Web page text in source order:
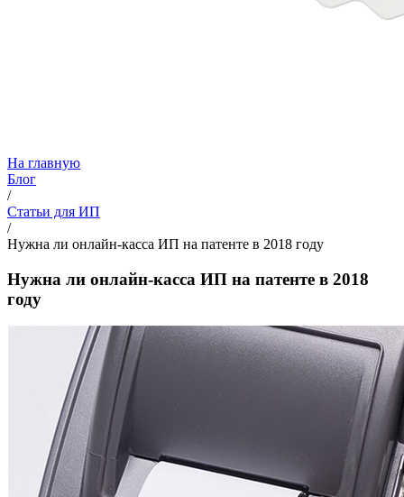
На главную
Блог
/
Статьи для ИП
/
Нужна ли онлайн-касса ИП на патенте в 2018 году
Нужна ли онлайн-касса ИП на патенте в 2018
году